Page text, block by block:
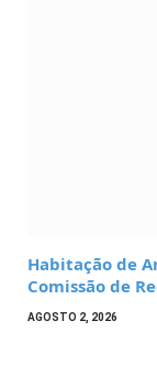
Habitação de
Comissão de
AGOSTO 2, 2026